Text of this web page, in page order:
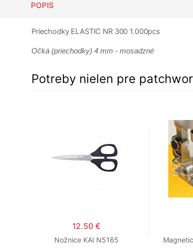
POPIS
Priechodky ELASTIC NR 300 1.000pcs
Očká (priechodky) 4 mm - mosadzné
Potreby nielen pre
12.50 €
Nožnice KAI N5165